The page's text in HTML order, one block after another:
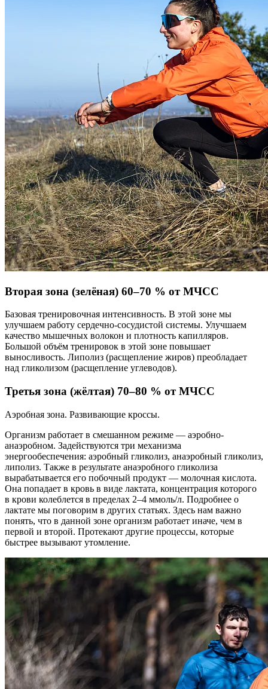
Вторая зона (зелёная) 60–70 % от МЧСС
Базовая тренировочная интенсивность. В этой зоне мы
улучшаем работу сердечно-сосудистой системы. Улучшаем
качество мышечных волокон и плотность капилляров.
Большой объём тренировок в этой зоне повышает
выносливость. Липолиз (расщепление жиров) преобладает
над гликолизом (расщепление углеводов).
Третья зона (жёлтая) 70–80 % от МЧСС
Аэробная зона. Развивающие кроссы.
Организм работает в смешанном режиме — аэробно-
анаэробном. Задействуются три механизма
энергообеспечения: аэробный гликолиз, анаэробный гликолиз,
липолиз. Также в результате анаэробного гликолиза
вырабатывается его побочный продукт — молочная кислота.
Она попадает в кровь в виде лактата, концентрация которого
в крови колеблется в пределах 2–4 ммоль/л. Подробнее о
лактате мы поговорим в других статьях. Здесь нам важно
понять, что в данной зоне организм работает иначе, чем в
первой и второй. Протекают другие процессы, которые
быстрее вызывают утомление.